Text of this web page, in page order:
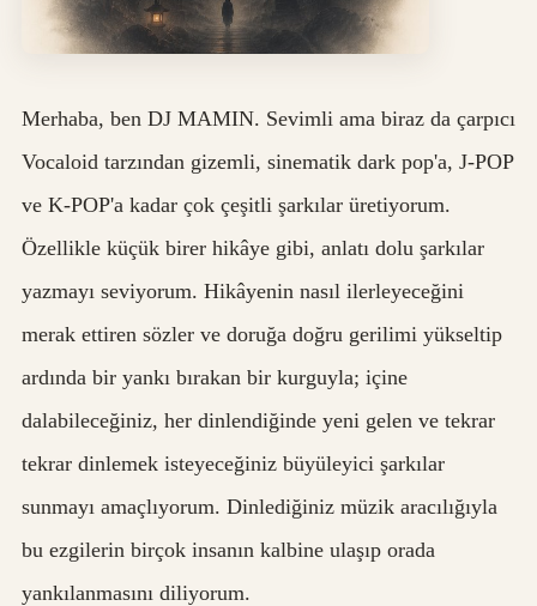
Merhaba, ben DJ MAMIN. Sevimli ama biraz da çarpıcı
Vocaloid tarzından gizemli, sinematik dark pop'a, J-POP
ve K-POP'a kadar çok çeşitli şarkılar üretiyorum.
Özellikle küçük birer hikâye gibi, anlatı dolu şarkılar
yazmayı seviyorum. Hikâyenin nasıl ilerleyeceğini
merak ettiren sözler ve doruğa doğru gerilimi yükseltip
ardında bir yankı bırakan bir kurguyla; içine
dalabileceğiniz, her dinlendiğinde yeni gelen ve tekrar
tekrar dinlemek isteyeceğiniz büyüleyici şarkılar
sunmayı amaçlıyorum. Dinlediğiniz müzik aracılığıyla
bu ezgilerin birçok insanın kalbine ulaşıp orada
yankılanmasını diliyorum.